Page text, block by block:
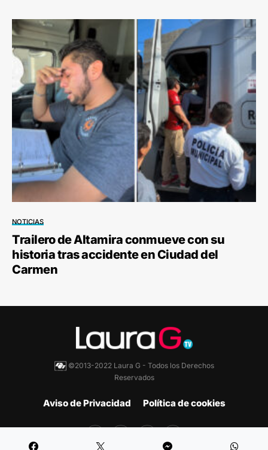
NOTICIAS
Trailero de Altamira conmueve con su
historia tras accidente en Ciudad del
Carmen
©2013-2022 Laura G - Todos los Derechos
Reservados
Aviso de Privacidad Política de cookies